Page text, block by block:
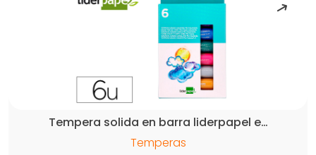
Tempera solida en barra liderpapel e…
Temperas